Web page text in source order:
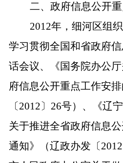
二、政府信息公开
2012年，细河区组
学习贯彻全国和省政府
话会议、《国务院办公
府信息公开重点工作安
〔2012〕 26号）、《辽
关于推进全省政府信息
通知》（辽政办发〔2012